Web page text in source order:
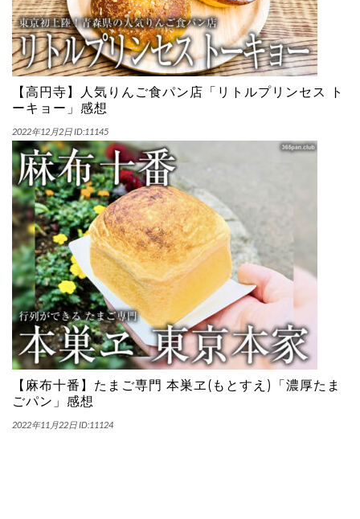
【高円寺】人気りんご食パン店「リトルプリンセス ト
ーキョー」感想
2022年12月2日 ID:11145
【麻布十番】たまご専門 本巣ヱ(もとすえ)「濃厚たま
ごパン」感想
2022年11月22日 ID:11124